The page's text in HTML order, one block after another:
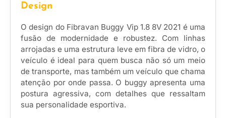
Design
O design do Fibravan Buggy Vip 1.8 8V 2021 é uma
fusão de modernidade e robustez. Com linhas
arrojadas e uma estrutura leve em fibra de vidro, o
veículo é ideal para quem busca não só um meio
de transporte, mas também um veículo que chama
atenção por onde passa. O buggy apresenta uma
postura agressiva, com detalhes que ressaltam
sua personalidade esportiva.